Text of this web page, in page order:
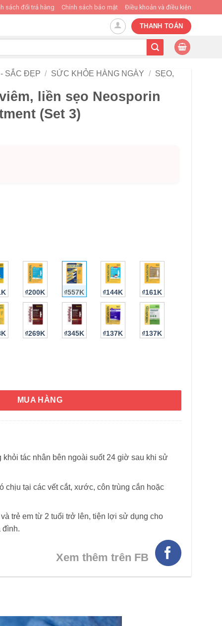
sách đổi trả hàng Chính sách bảo mật Điều khoản và điều kiện
THANH TOÁN
SẮC ĐẸP / SỨC KHỎE HÀNG NGÀY / SẸO,
liền sẹo Neosporin
(Set 3)
₫200K ₫557K ₫144K ₫161K
₫269K ₫345K ₫137K ₫137K
Dual Action Ointment (Set 3) số lượng
MUA HÀNG
khỏi tác nhân bên ngoài suốt 24 giờ sau khi sử
chịu tại các vết cắt, xước, côn trùng cắn hoặc
trẻ em từ 2 tuổi trở lên, tiện lợi sử dụng cho
đình.
Xem thêm trên FB